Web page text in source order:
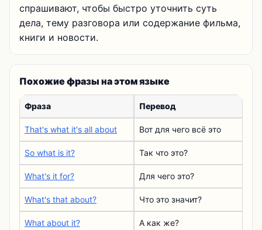
спрашивают, чтобы быстро уточнить суть
дела, тему разговора или содержание фильма,
книги и новости.
Похожие фразы на этом языке
Фраза Перевод
That's what it's all about Вот для чего всё это
So what is it? Так что это?
What's it for? Для чего это?
What's that about? Что это значит?
What about it? А как же?